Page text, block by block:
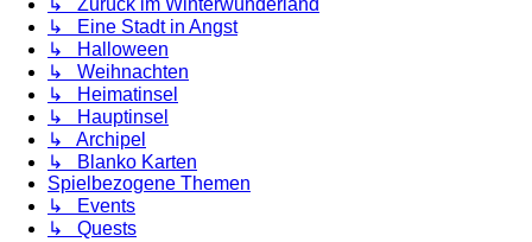
↳ Zurück im Winterwunderland
↳ Eine Stadt in Angst
↳ Halloween
↳ Weihnachten
↳ Heimatinsel
↳ Hauptinsel
↳ Archipel
↳ Blanko Karten
Spielbezogene Themen
↳ Events
↳ Quests